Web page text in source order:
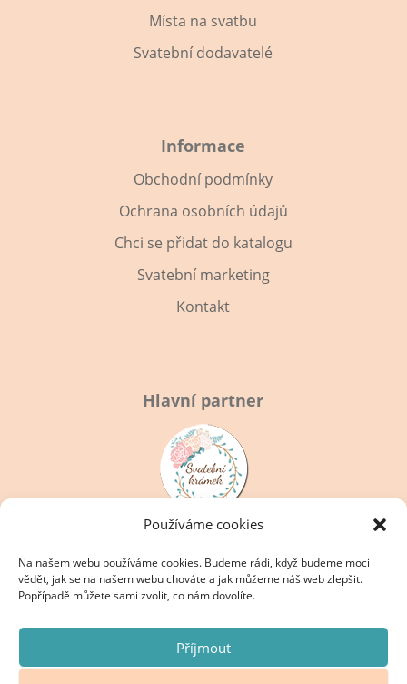
Používáme cookies
Na našem webu používáme cookies. Budeme rádi, když budeme moci
vědět, jak se na našem webu chováte a jak můžeme náš web zlepšit.
Popřípadě můžete sami zvolit, co nám dovolíte.
Příjmout
Místa na svatbu
Svatební dodavatelé
Informace
Obchodní podmínky
Ochrana osobních údajů
Chci se přidat do katalogu
Svatební marketing
Kontakt
Hlavní partner